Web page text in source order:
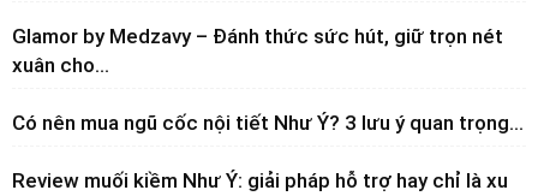
Glamor by Medzavy – Đánh thức sức hút, giữ trọn nét
xuân cho...
Có nên mua ngũ cốc nội tiết Như Ý? 3 lưu ý quan trọng...
Review muối kiềm Như Ý: giải pháp hỗ trợ hay chỉ là xu